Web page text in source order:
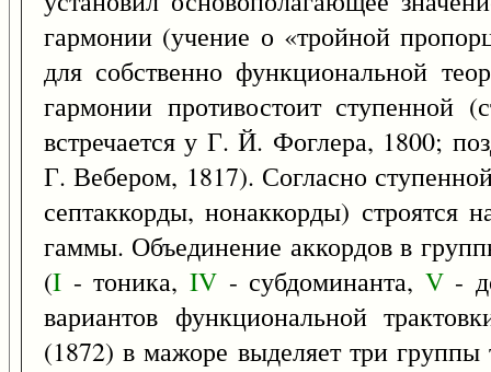
гармонии (учение о «тройной
для собственно функциональной
гармонии противостоит ступенной
встречается у Г. Й. Фоглера, 1800;
Г. Вебером, 1817). Согласно
септаккорды, нонаккорды) строятся
гаммы. Объединение аккордов в
(I - тоника, IV- субдоминанта, V-
вариантов функциональной
(1872) в мажоре выделяет три